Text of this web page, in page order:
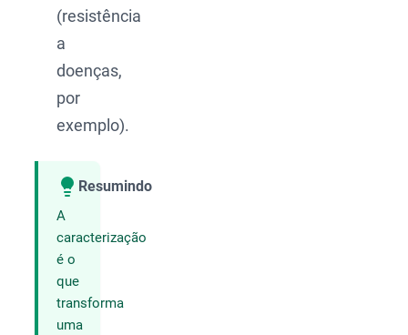
(resistência
a
doenças,
por
exemplo).
Resumindo
A
caracterização
é o
que
transforma
uma